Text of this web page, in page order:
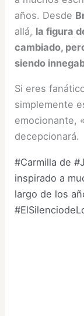
años. Desde
allá, la figura
cambiado,
siendo
Si eres
simplemente
emocionante,
decepcionará.
#Carmilla de
inspirado a
largo de los